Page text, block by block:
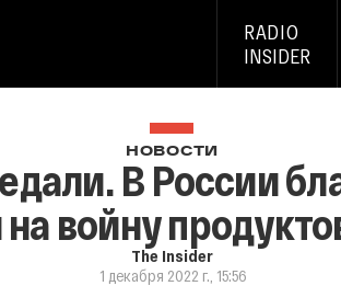
RADIO
INSIDER
НОВОСТИ
В России
на войну
The Insider
1 декабря 2022 г., 15:56